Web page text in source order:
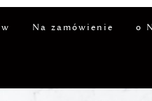
Na zamówienie o